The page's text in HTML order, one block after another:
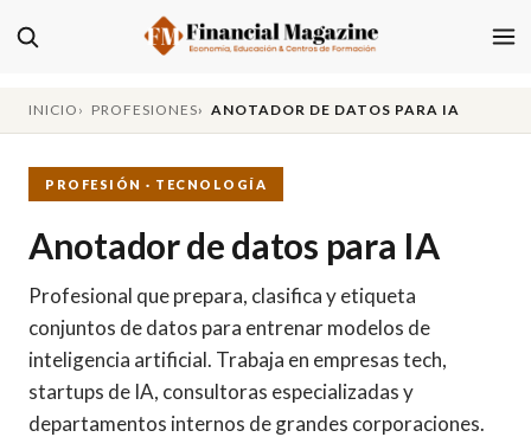
INICIO PROFESIONES ANOTADOR DE DATOS PARA IA
PROFESIÓN · TECNOLOGÍA
Anotador de datos para IA
Profesional que prepara, clasifica y etiqueta
conjuntos de datos para entrenar modelos de
inteligencia artificial. Trabaja en empresas tech,
startups de IA, consultoras especializadas y
departamentos internos de grandes corporaciones.